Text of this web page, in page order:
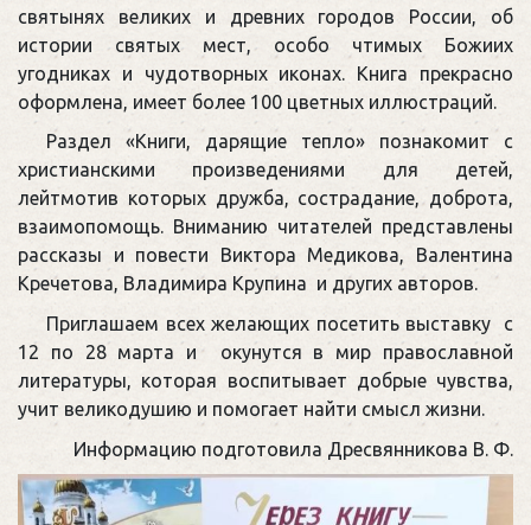
святынях великих и древних городов России, об
истории святых мест, особо чтимых Божиих
угодниках и чудотворных иконах. Книга прекрасно
оформлена, имеет более 100 цветных иллюстраций.
Раздел «Книги, дарящие тепло» познакомит с
христианскими произведениями для детей,
лейтмотив которых дружба, сострадание, доброта,
взаимопомощь. Вниманию читателей представлены
рассказы и повести Виктора Медикова, Валентина
Кречетова, Владимира Крупина и других авторов.
Приглашаем всех желающих посетить выставку с
12 по 28 марта и окунутся в мир православной
литературы, которая воспитывает добрые чувства,
учит великодушию и помогает найти смысл жизни.
Информацию подготовила Дресвянникова В. Ф.